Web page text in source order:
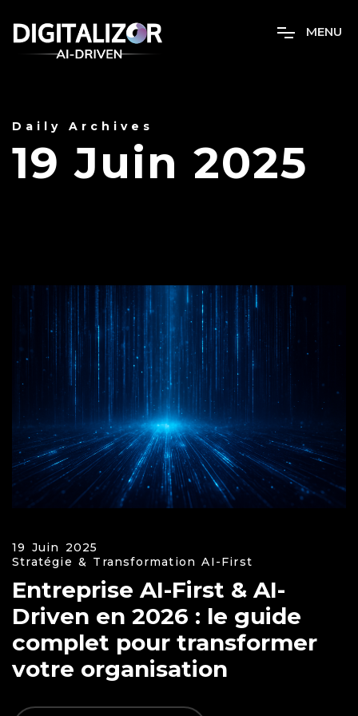
MENU
Daily Archives
19 Juin 2025
19 Juin 2025
Stratégie & Transformation AI-First
Entreprise AI-First & AI-
Driven en 2026 : le guide
complet pour transformer
votre organisation